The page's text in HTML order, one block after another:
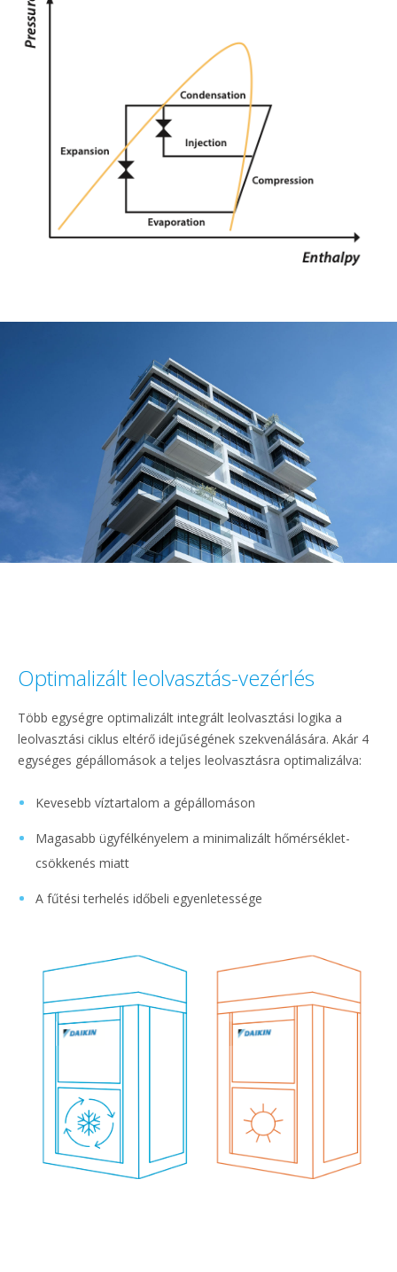
Optimalizált leolvasztás-vezérlés
Több egységre optimalizált integrált leolvasztási logika a
leolvasztási ciklus eltérő idejűségének szekvenálására. Akár 4
egységes gépállomások a teljes leolvasztásra optimalizálva:
Kevesebb víztartalom a gépállomáson
Magasabb ügyfélkényelem a minimalizált hőmérséklet-
csökkenés miatt
A fűtési terhelés időbeli egyenletessége